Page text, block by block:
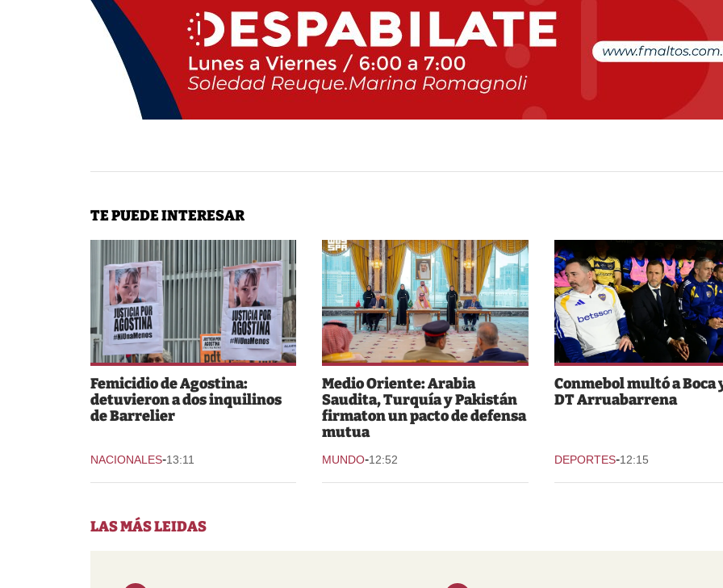
TE PUEDE INTERESAR
Femicidio de Agostina:
detuvieron a dos inquilinos
de Barrelier
NACIONALES-13:11
Medio Oriente: Arabia
Saudita, Turquía y Pakistán
firmaton un pacto de defensa
mutua
MUNDO-12:52
Conmebol multó a Boca
DT Arruabarrena
DEPORTES-12:15
LAS MÁS LEIDAS